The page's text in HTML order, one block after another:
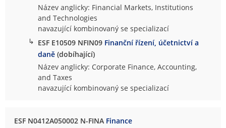
Název anglicky: Financial Markets, Institutions
and Technologies
navazující kombinovaný se specializací
↳ ESF E10509 NFIN09 Finanční řízení, účetnictví a
daně (dobíhající)
Název anglicky: Corporate Finance, Accounting,
and Taxes
navazující kombinovaný se specializací
ESF N0412A050002 N-FINA Finance